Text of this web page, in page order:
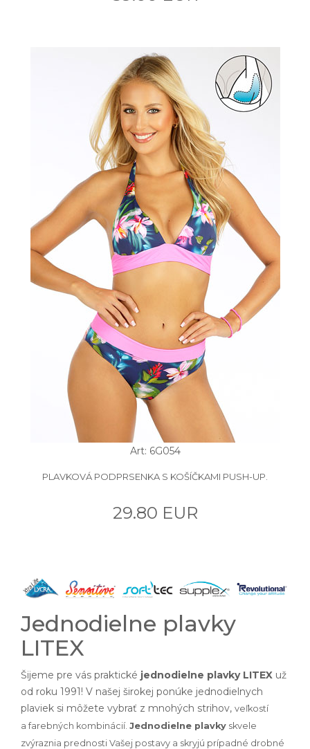
Art: 6G054
PLAVKOVÁ PODPRSENKA S KOŠÍČKAMI PUSH-UP.
29.80 EUR
Jednodielne plavky
LITEX
Šijeme pre vás praktické jednodielne plavky LITEX už
od roku 1991! V našej širokej ponúke jednodielnych
plaviek si môžete vybrať z mnohých strihov, veľkostí
a farebných kombinácií. Jednodielne plavky skvele
zvýraznia prednosti Vašej postavy a skryjú prípadné drobné